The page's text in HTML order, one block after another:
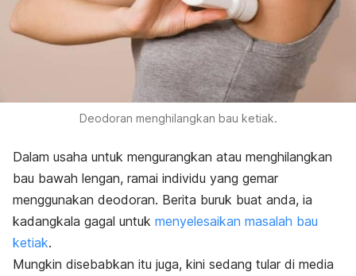
Deodoran menghilangkan bau ketiak.
Dalam usaha untuk mengurangkan atau menghilangkan
bau bawah lengan, ramai individu yang gemar
menggunakan deodoran. Berita buruk buat anda, ia
kadangkala gagal untuk menyelesaikan masalah bau
ketiak.
Mungkin disebabkan itu juga, kini sedang tular di media